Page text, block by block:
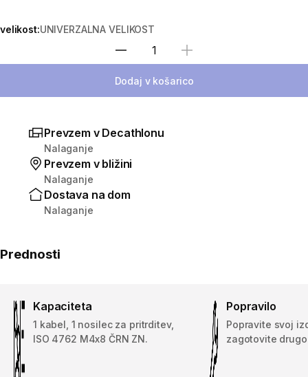
velikost:UNIVERZALNA VELIKOST
Izberite količino
Dodaj v košarico
Prevzem v Decathlonu
Nalaganje
Prevzem v bližini
Nalaganje
Dostava na dom
Nalaganje
Prednosti
Kapaciteta
1 kabel, 1 nosilec za pritrditev,
ISO 4762 M4x8 ČRN ZN.
Popravilo
Popravite svoj
zagotovite